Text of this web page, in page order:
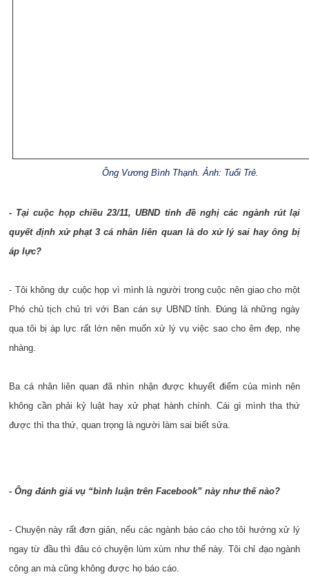
Ông Vương Bình Thạnh. Ảnh: Tuổi Trẻ.
- Tại cuộc họp chiều 23/11, UBND tỉnh đề nghị các ngành rút lại
quyết định xử phạt 3 cá nhân liên quan là do xử lý sai hay ông bị
áp lực?
- Tôi không dự cuộc họp vì mình là người trong cuộc nên giao cho một
Phó chủ tịch chủ trì với Ban cán sự UBND tỉnh. Đúng là những ngày
qua tôi bị áp lực rất lớn nên muốn xử lý vụ việc sao cho êm đẹp, nhẹ
nhàng.
Ba cá nhân liên quan đã nhìn nhận được khuyết điểm của mình nên
không cần phải kỷ luật hay xử phạt hành chính. Cái gì mình tha thứ
được thì tha thứ, quan trọng là người làm sai biết sửa.
- Ông đánh giá vụ “bình luận trên Facebook” này như thế nào?
- Chuyện này rất đơn giản, nếu các ngành báo cáo cho tôi hướng xử lý
ngay từ đầu thì đâu có chuyện lùm xùm như thế này. Tôi chỉ đạo ngành
công an mà cũng không được họ báo cáo.